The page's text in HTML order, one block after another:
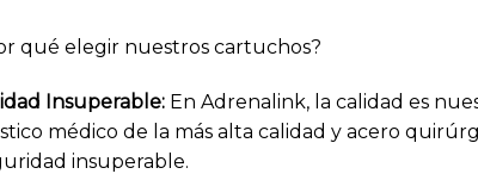
qué elegir nuestros cartuchos?
Insuperable: En Adrenalink, la calidad es
médico de la más alta calidad y acero
insuperable.